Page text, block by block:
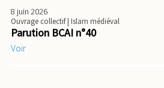
8 juin 2026
Ouvrage collectif| Islam médiéval
Parution BCAI n°40
Voir